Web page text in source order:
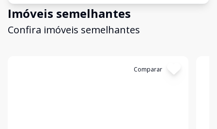
Imóveis semelhantes
Confira imóveis semelhantes
Comparar